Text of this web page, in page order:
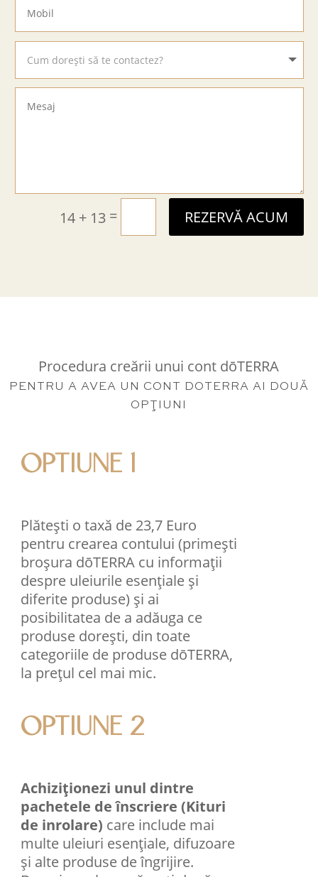
14 + 13 = REZERVĂ ACUM
Procedura creării unui cont dōTERRA
PENTRU A AVEA UN CONT DOTERRA AI DOUĂ
OPŢIUNI
OPTIUNE 1
Plătești o taxă de 23,7 Euro
pentru crearea contului (primești
broșura dōTERRA cu informații
despre uleiurile esențiale și
diferite produse) și ai
posibilitatea de a adăuga ce
produse dorești, din toate
categoriile de produse dōTERRA,
la prețul cel mai mic.
OPTIUNE 2
Achiziționezi unul dintre
pachetele de înscriere (Kituri
de inrolare) care include mai
multe uleiuri esenţiale, difuzoare
şi alte produse de îngrijire.